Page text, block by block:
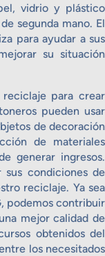
vidrio y plástico
segunda mano. El
para ayudar a sus
su situación
reciclaje para crear
pueden usar
de decoración
de materiales
generar ingresos.
sus condiciones de
reciclaje. Ya sea
podemos contribuir
mejor calidad de
obtenidos del
los necesitados